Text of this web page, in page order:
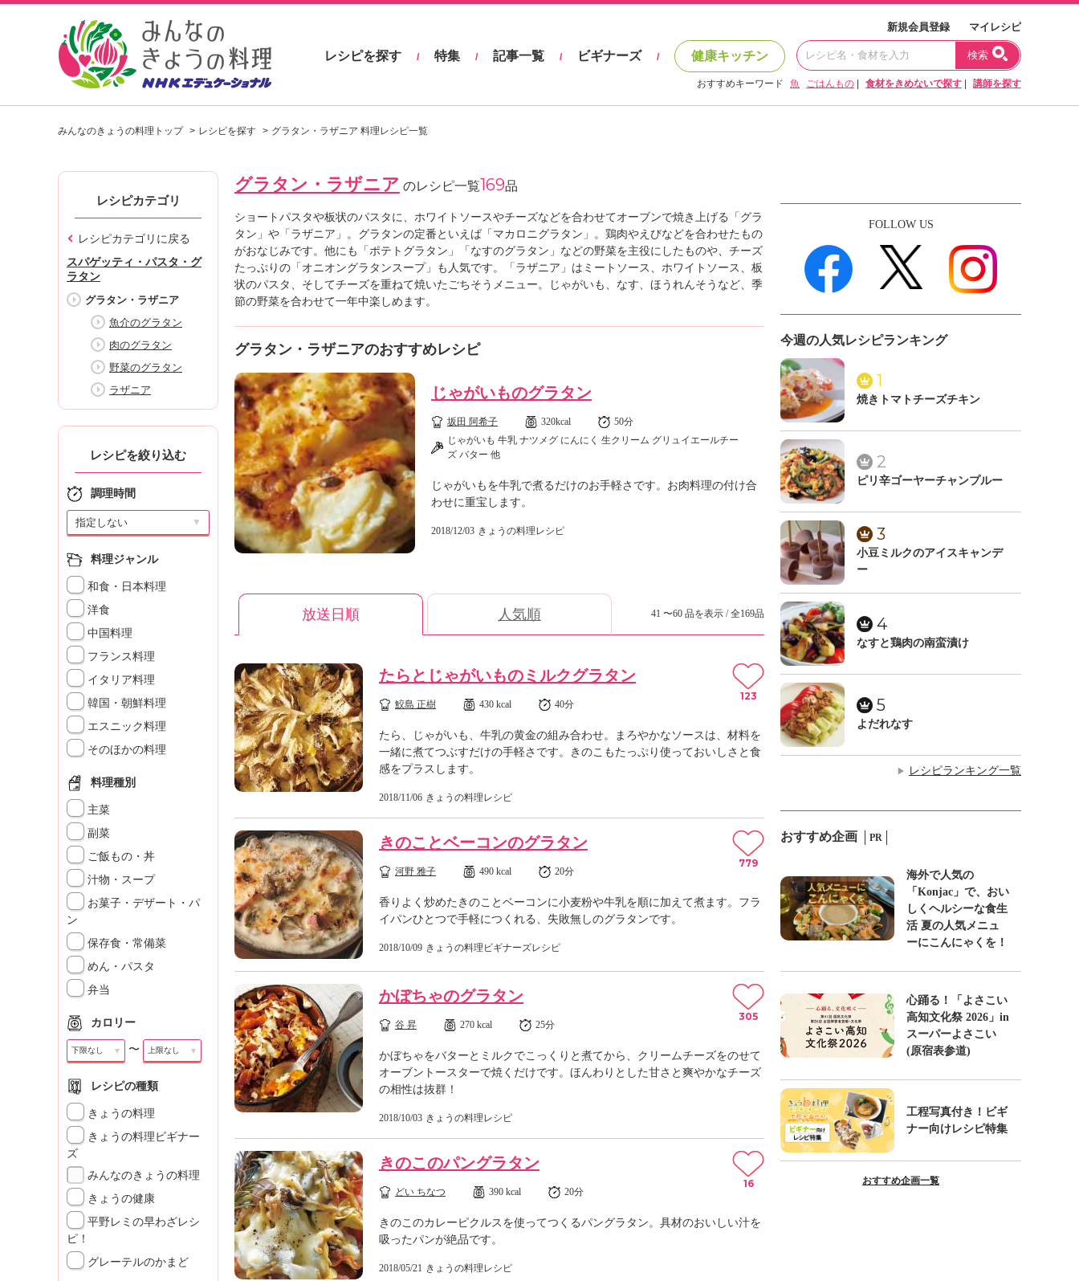
し
シ
を
見
つ
け
よ
う
H
エ
デ
ュ
ケ
ー
シ
ョ
ナ
ル
「
み
の
料
理
」
新規会員登録 マイレシピ
レシピを探す / 特集 / 記事一覧 / ビギナーズ / 健康キッチン 検索
おすすめキーワード 魚 ごはんもの 食材をきめないで探す 講師を探す
みんなのきょうの料理トップ レシピを探す グラタン・ラザニア 料理レシピ一覧
レシピカテゴリ
レシピカテゴリに戻る
スパゲッティ・パスタ・グ
ラタン
グラタン・ラザニア
魚介のグラタン
肉のグラタン
野菜のグラタン
ラザニア
レシピを絞り込む
調理時間
▼
料理ジャンル
和食・日本料理
洋食
中国料理
フランス料理
イタリア料理
韓国・朝鮮料理
エスニック料理
そのほかの料理
料理種別
主菜
副菜
ご飯もの・丼
汁物・スープ
お菓子・デザート・パ
ン
保存食・常備菜
めん・パスタ
弁当
カロリー
▼ 〜 ▼
レシピの種類
きょうの料理
きょうの料理ビギナー
ズ
みんなのきょうの料理
きょうの健康
平野レミの早わざレシ
ピ！
グレーテルのかまど
グラタン・ラザニア のレシピ一覧169品
ショートパスタや板状のパスタに、ホワイトソースやチーズなどを合わせてオーブンで焼き上げる「グラ
タン」や「ラザニア」。グラタンの定番といえば「マカロニグラタン」。鶏肉やえびなどを合わせたもの
がおなじみです。他にも「ポテトグラタン」「なすのグラタン」などの野菜を主役にしたものや、チーズ
たっぷりの「オニオングラタンスープ」も人気です。「ラザニア」はミートソース、ホワイトソース、板
状のパスタ、そしてチーズを重ねて焼いたごちそうメニュー。じゃがいも、なす、ほうれんそうなど、季
節の野菜を合わせて一年中楽しめます。
グラタン・ラザニアのおすすめレシピ
じゃがいものグラタン
坂田 阿希子 320kcal
50分
じゃがいも 牛乳 ナツメグ にんにく 生クリーム グリュイエールチー
ズ バター 他
じゃがいもを牛乳で煮るだけのお手軽さです。お肉料理の付け合
わせに重宝します。
2018/12/03 きょうの料理レシピ
放送日順 人気順 41 〜60 品を表示 / 全169品
たらとじゃがいものミルクグラタン
鮫島 正樹 430 kcal 40分
たら、じゃがいも、牛乳の黄金の組み合わせ。まろやかなソースは、材料を
一緒に煮てつぶすだけの手軽さです。きのこもたっぷり使っておいしさと食
感をプラスします。
2018/11/06 きょうの料理レシピ
123
きのことベーコンのグラタン
河野 雅子 490 kcal 20分
香りよく炒めたきのことベーコンに小麦粉や牛乳を順に加えて煮ます。フラ
イパンひとつで手軽につくれる、失敗無しのグラタンです。
2018/10/09 きょうの料理ビギナーズレシピ
779
かぼちゃのグラタン
谷 昇 270 kcal 25分
かぼちゃをバターとミルクでこっくりと煮てから、クリームチーズをのせて
オーブントースターで焼くだけです。ほんわりとした甘さと爽やかなチーズ
の相性は抜群！
2018/10/03 きょうの料理レシピ
305
きのこのパングラタン
どい ちなつ 390 kcal 20分
きのこのカレーピクルスを使ってつくるパングラタン。具材のおいしい汁を
吸ったパンが絶品です。
2018/05/21 きょうの料理レシピ
16
FOLLOW US
今週の人気レシピランキング
1
焼きトマトチーズチキン
2
ピリ辛ゴーヤーチャンプルー
3
小豆ミルクのアイスキャンデ
ー
4
なすと鶏肉の南蛮漬け
5
よだれなす
▶ レシピランキング一覧
おすすめ企画 PR
海外で人気の
「Konjac」で、おい
しくヘルシーな食生
活 夏の人気メニュ
ーにこんにゃくを！
心踊る！「よさこい
高知文化祭 2026」in
スーパーよさこい
(原宿表参道)
工程写真付き！ビギ
ナー向けレシピ特集
おすすめ企画一覧